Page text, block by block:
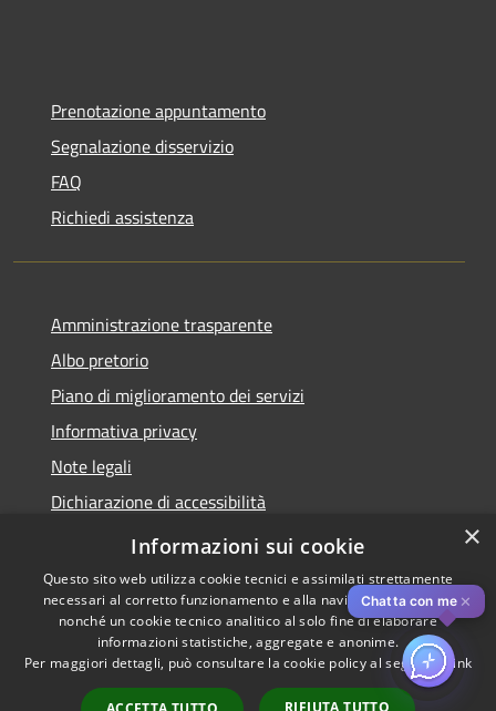
Prenotazione appuntamento
Segnalazione disservizio
FAQ
Richiedi assistenza
Amministrazione trasparente
Albo pretorio
Piano di miglioramento dei servizi
Informativa privacy
Note legali
Dichiarazione di accessibilità
Obiettivi di accessibilità per l'anno 2025
Accessibilità
Copyright © 2026 • Comune di
Rozzano • Powered by
Municipium• Accesso
Chatta con me ✕
×
Informazioni sui cookie
Questo sito web utilizza cookie tecnici e assimilati strettamente
necessari al corretto funzionamento e alla navigazione del sito,
nonché un cookie tecnico analitico al solo fine di elaborare
informazioni statistiche, aggregate e anonime.
Per maggiori dettagli, può consultare la cookie policy al seguente link
RIFIUTA TUTTO